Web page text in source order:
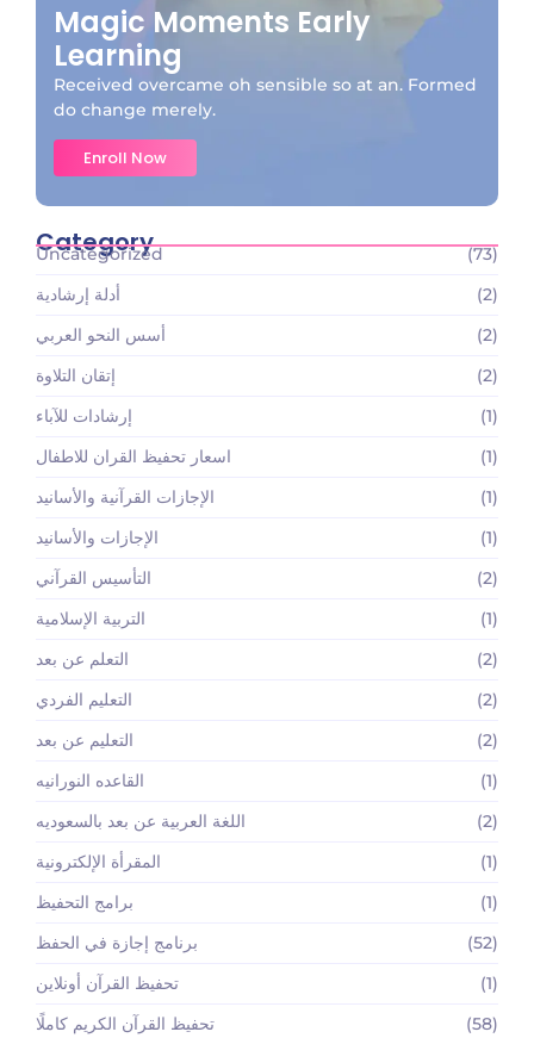
Magic Moments Early
Learning
Received overcame oh sensible so at an. Formed
do change merely.
Enroll Now
Category
Uncategorized
(73)
أدلة إرشادية
(2)
أسس النحو العربي
(2)
إتقان التلاوة
(2)
إرشادات للآباء
(1)
اسعار تحفيظ القران للاطفال
(1)
الإجازات القرآنية والأسانيد
(1)
الإجازات والأسانيد
(1)
التأسيس القرآني
(2)
التربية الإسلامية
(1)
التعلم عن بعد
(2)
التعليم الفردي
(2)
التعليم عن بعد
(2)
القاعده النورانيه
(1)
اللغة العربية عن بعد بالسعوديه
(2)
المقرأة الإلكترونية
(1)
برامج التحفيظ
(1)
برنامج إجازة في الحفظ
(52)
تحفيظ القرآن أونلاين
(1)
تحفيظ القرآن الكريم كاملًا
(58)